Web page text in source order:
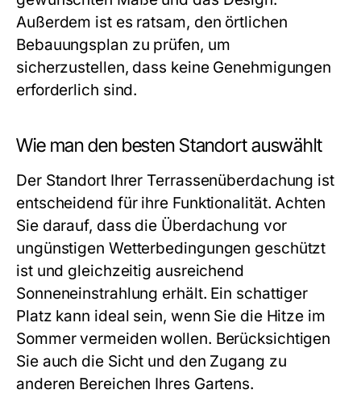
Außerdem ist es ratsam, den örtlichen
Bebauungsplan zu prüfen, um
sicherzustellen, dass keine Genehmigungen
erforderlich sind.
Wie man den besten Standort auswählt
Der Standort Ihrer Terrassenüberdachung ist
entscheidend für ihre Funktionalität. Achten
Sie darauf, dass die Überdachung vor
ungünstigen Wetterbedingungen geschützt
ist und gleichzeitig ausreichend
Sonneneinstrahlung erhält. Ein schattiger
Platz kann ideal sein, wenn Sie die Hitze im
Sommer vermeiden wollen. Berücksichtigen
Sie auch die Sicht und den Zugang zu
anderen Bereichen Ihres Gartens.